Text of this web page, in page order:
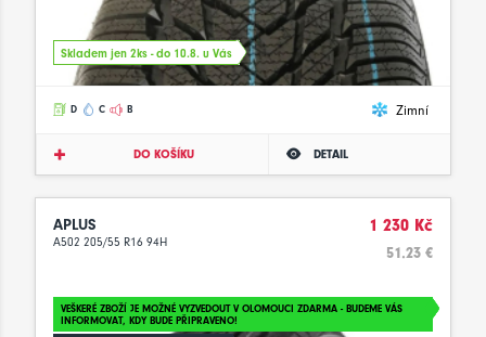
Skladem jen 2ks - do 10.8. u Vás
D C B Zimní
DO KOŠÍKU DETAIL
APLUS
A502 205/55 R16 94H
1 230 Kč
51.23 €
VEŠKERÉ ZBOŽÍ JE MOŽNÉ VYZVEDOUT V OLOMOUCI ZDARMA - BUDEME VÁS
INFORMOVAT, KDY BUDE PŘIPRAVENO!